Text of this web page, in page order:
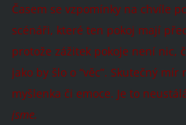
Časem se vzpomínky na chvíle
scénáři, které ten pokoj mají
protože zážitek pokoje není nic,
jako by šlo o “věc”. Skutečný
myšlenka či emoce. Je to
jsme.